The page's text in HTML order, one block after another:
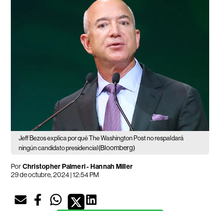
Jeff Bezos explica por qué The Washington Post no respaldará
ningún candidato presidencial (Bloomberg)
PorChristopher Palmeri - Hannah Miller
29 de octubre, 2024 | 12:54 PM